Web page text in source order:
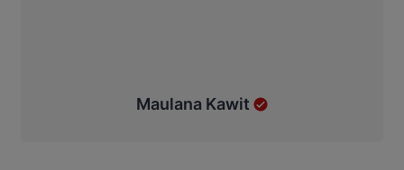
Maulana Kawit